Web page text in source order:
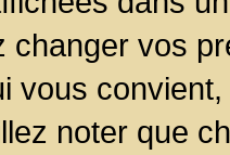
changer vos
vous
noter que